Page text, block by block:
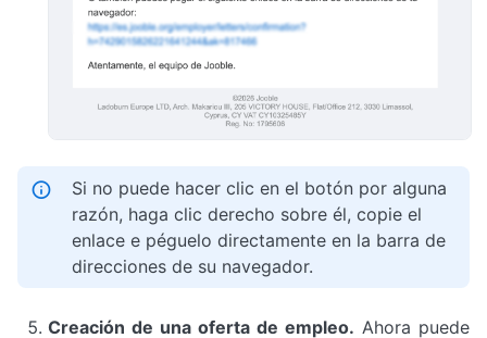
Si no puede hacer clic en el botón por alguna
razón, haga clic derecho sobre él, copie el
enlace e péguelo directamente en la barra de
direcciones de su navegador.
Creación de una oferta de empleo. Ahora puede